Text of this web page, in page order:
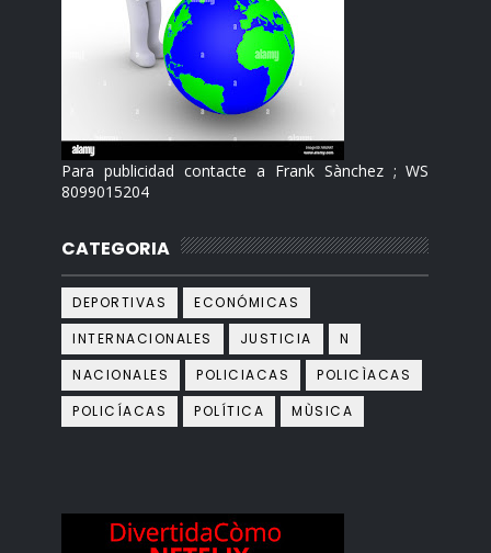
Para publicidad contacte a Frank Sànchez ; WS
8099015204
CATEGORIA
DEPORTIVAS
ECONÓMICAS
INTERNACIONALES
JUSTICIA
N
NACIONALES
POLICIACAS
POLICÌACAS
POLICÍACAS
POLÍTICA MÙSICA